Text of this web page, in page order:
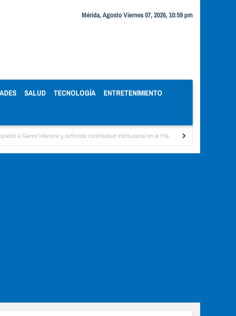
Mérida, Agosto Viernes 07, 2026, 10:59 pm
SALUD TECNOLOGÍA ENTRETENIMIENTO
y defiende continuidad institucional en la Fifa Organismos públicos recortan